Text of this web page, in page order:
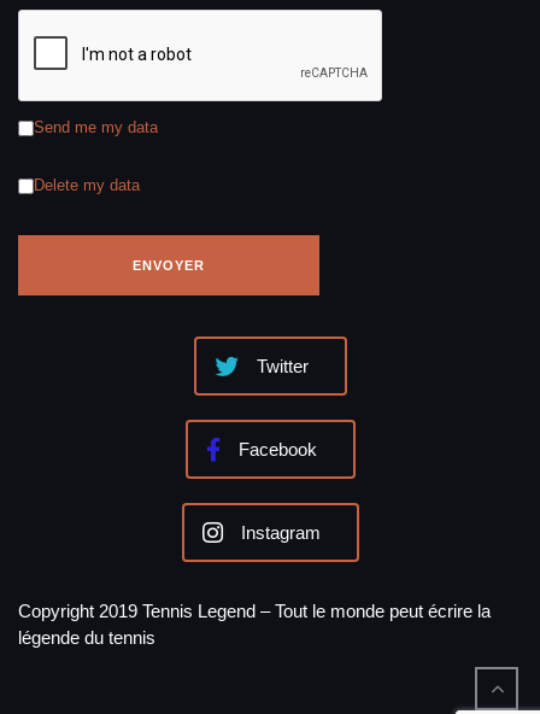
Send me my data
Delete my data
Twitter
Facebook
Instagram
Copyright 2019 Tennis Legend – Tout le monde peut écrire la
légende du tennis